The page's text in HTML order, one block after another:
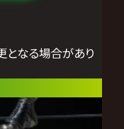
なる場合があり